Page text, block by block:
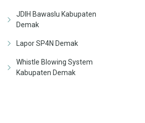
JDIH Bawaslu Kabupaten
Demak
Lapor SP4N Demak
Whistle Blowing System
Kabupaten Demak